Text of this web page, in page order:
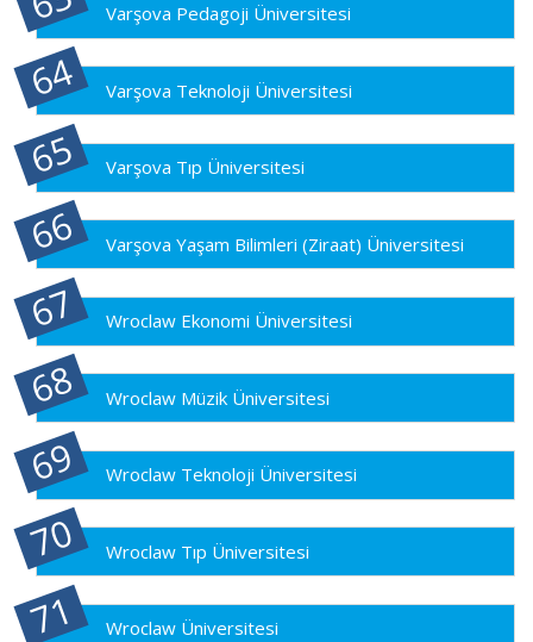
Varşova Pedagoji Üniversitesi
Varşova Teknoloji Üniversitesi
Varşova Tıp Üniversitesi
Varşova Yaşam Bilimleri (Ziraat) Üniversitesi
Wroclaw Ekonomi Üniversitesi
Wroclaw Müzik Üniversitesi
Wroclaw Teknoloji Üniversitesi
Wroclaw Tıp Üniversitesi
Wroclaw Üniversitesi